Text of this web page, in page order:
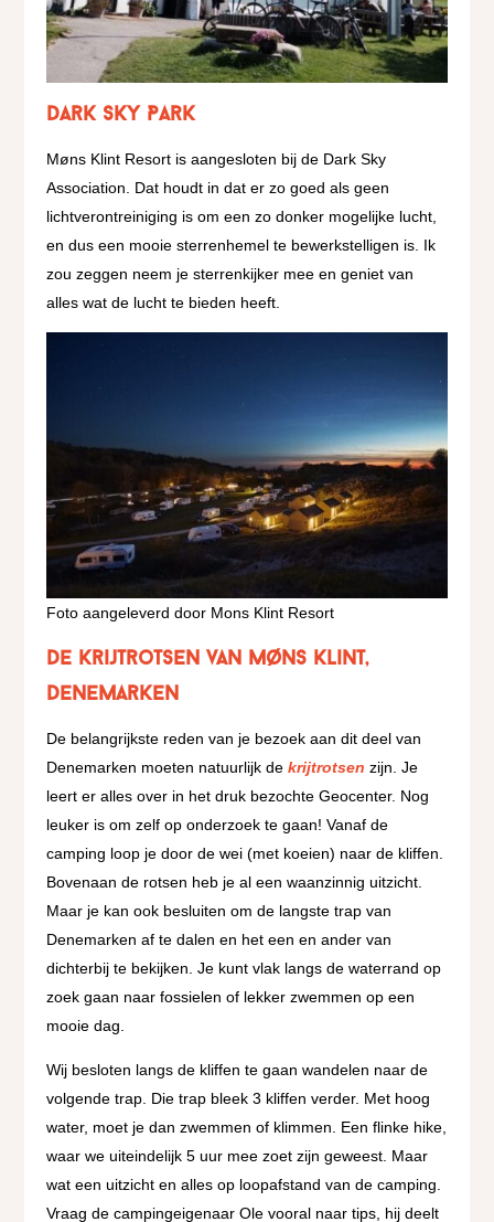
Dark Sky Park
Møns Klint Resort is aangesloten bij de Dark Sky
Association. Dat houdt in dat er zo goed als geen
lichtverontreiniging is om een zo donker mogelijke lucht,
en dus een mooie sterrenhemel te bewerkstelligen is. Ik
zou zeggen neem je sterrenkijker mee en geniet van
alles wat de lucht te bieden heeft.
Foto aangeleverd door Mons Klint Resort
De krijtrotsen van Møns Klint,
Denemarken
De belangrijkste reden van je bezoek aan dit deel van
Denemarken moeten natuurlijk dekrijtrotsen zijn. Je
leert er alles over in het druk bezochte Geocenter. Nog
leuker is om zelf op onderzoek te gaan! Vanaf de
camping loop je door de wei (met koeien) naar de kliffen.
Bovenaan de rotsen heb je al een waanzinnig uitzicht.
Maar je kan ook besluiten om de langste trap van
Denemarken af te dalen en het een en ander van
dichterbij te bekijken. Je kunt vlak langs de waterrand op
zoek gaan naar fossielen of lekker zwemmen op een
mooie dag.
Wij besloten langs de kliffen te gaan wandelen naar de
volgende trap. Die trap bleek 3 kliffen verder. Met hoog
water, moet je dan zwemmen of klimmen. Een flinke hike,
waar we uiteindelijk 5 uur mee zoet zijn geweest. Maar
wat een uitzicht en alles op loopafstand van de camping.
Vraag de campingeigenaar Ole vooral naar tips, hij deelt